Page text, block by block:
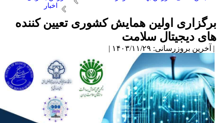
اخبار
اولین همایش کشوری تعیین کننده
دیجیتال سلامت
بروزرسانی: ۱۴۰۳/۱۱/۲۹ |